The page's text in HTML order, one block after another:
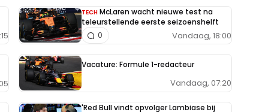
TECH McLaren wacht nieuwe test na
teleurstellende eerste seizoenshelft
Vandaag, 18:00
0
Vacature: Formule 1-redacteur
Vandaag, 07:20
'Red Bull vindt opvolger Lambiase bij